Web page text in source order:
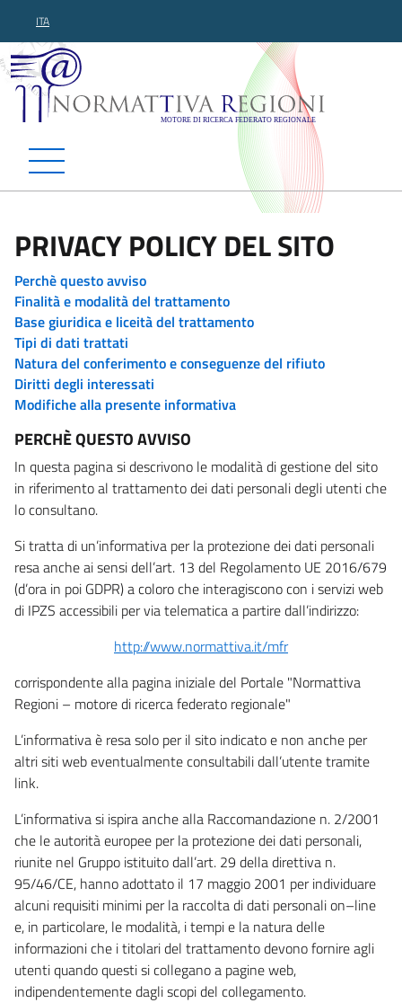
ITA
Normattiva Regioni -
PRIVACY POLICY DEL SITO
Perchè questo avviso
Finalità e modalità del trattamento
Base giuridica e liceità del trattamento
Tipi di dati trattati
Natura del conferimento e conseguenze del rifiuto
Diritti degli interessati
Modifiche alla presente informativa
PERCHÈ QUESTO AVVISO
In questa pagina si descrivono le modalità di gestione del sito
in riferimento al trattamento dei dati personali degli utenti che
lo consultano.
Si tratta di un’informativa per la protezione dei dati personali
resa anche ai sensi dell’art. 13 del Regolamento UE 2016/679
(d’ora in poi GDPR) a coloro che interagiscono con i servizi web
di IPZS accessibili per via telematica a partire dall’indirizzo:
http://www.normattiva.it/mfr
corrispondente alla pagina iniziale del Portale "Normattiva
Regioni – motore di ricerca federato regionale"
L’informativa è resa solo per il sito indicato e non anche per
altri siti web eventualmente consultabili dall’utente tramite
link.
L’informativa si ispira anche alla Raccomandazione n. 2/2001
che le autorità europee per la protezione dei dati personali,
riunite nel Gruppo istituito dall’art. 29 della direttiva n.
95/46/CE, hanno adottato il 17 maggio 2001 per individuare
alcuni requisiti minimi per la raccolta di dati personali on–line
e, in particolare, le modalità, i tempi e la natura delle
informazioni che i titolari del trattamento devono fornire agli
utenti quando questi si collegano a pagine web,
indipendentemente dagli scopi del collegamento.